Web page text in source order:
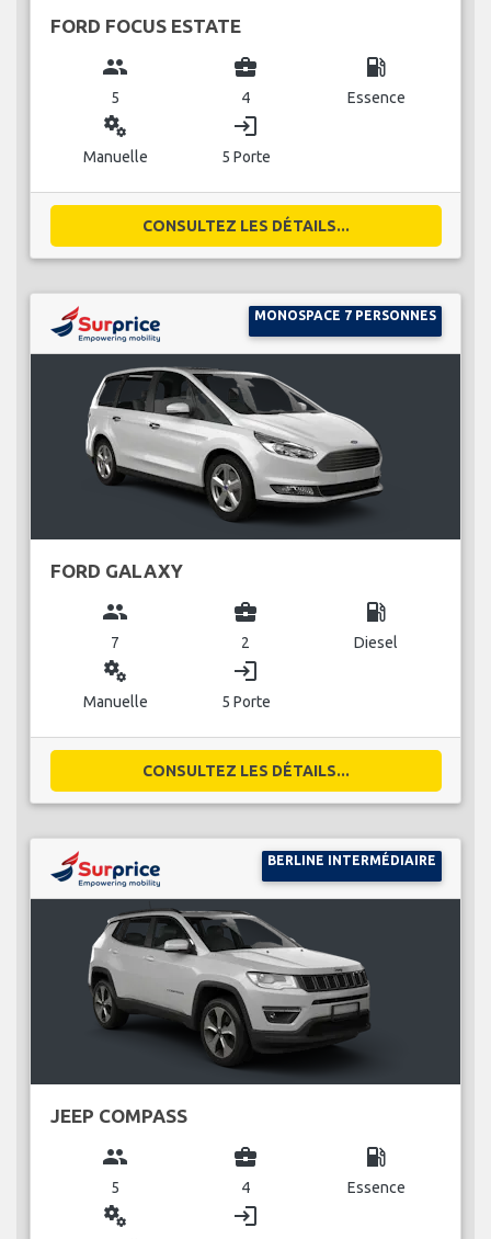
FORD FOCUS ESTATE
group
5
business_center
4
local_gas_station
Essence
miscellaneous_services
Manuelle
login
5 Porte
CONSULTEZ LES DÉTAILS...
MONOSPACE 7 PERSONNES
FORD GALAXY
group
7
business_center
2
local_gas_station
Diesel
miscellaneous_services
Manuelle
login
5 Porte
CONSULTEZ LES DÉTAILS...
BERLINE INTERMÉDIAIRE
JEEP COMPASS
group
5
business_center
4
local_gas_station
Essence
miscellaneous_services login